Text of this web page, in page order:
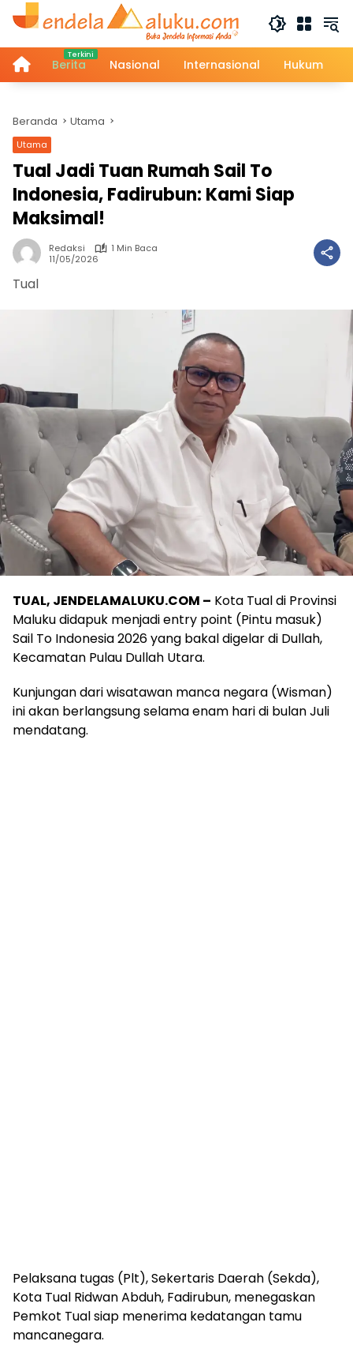
Langsung
HomeBerita Nasional Internasional Hukum
Beranda Utama
Utama
Tual Jadi Tuan Rumah Sail To
Indonesia, Fadirubun: Kami Siap
Maksimal!
Redaksi
1 Min Baca
11/05/2026
Tual
TUAL, JENDELAMALUKU.COM – Kota Tual di Provinsi
Maluku didapuk menjadi entry point (Pintu masuk)
Sail To Indonesia 2026 yang bakal digelar di Dullah,
Kecamatan Pulau Dullah Utara.
Kunjungan dari wisatawan manca negara (Wisman)
ini akan berlangsung selama enam hari di bulan Juli
mendatang.
Pelaksana tugas (Plt), Sekertaris Daerah (Sekda),
Kota Tual Ridwan Abduh, Fadirubun, menegaskan
Pemkot Tual siap menerima kedatangan tamu
mancanegara.